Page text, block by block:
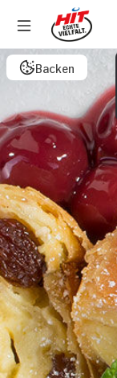
Backen